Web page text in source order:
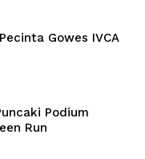
Gowes IVCA
Podium
Run